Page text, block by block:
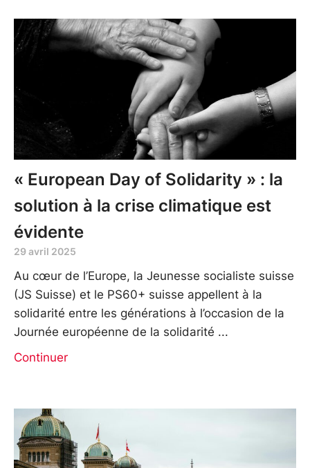
« European Day of Solidarity » : la
solution à la crise climatique est
évidente
29 avril 2025
Au cœur de l’Europe, la Jeunesse socialiste suisse
(JS Suisse) et le PS60+ suisse appellent à la
solidarité entre les générations à l’occasion de la
Journée européenne de la solidarité
Continuer